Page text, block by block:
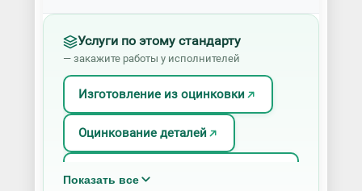
Услуги по этому стандарту
— закажите работы у исполнителей
Изготовление из оцинковки
Оцинкование деталей
Показать все